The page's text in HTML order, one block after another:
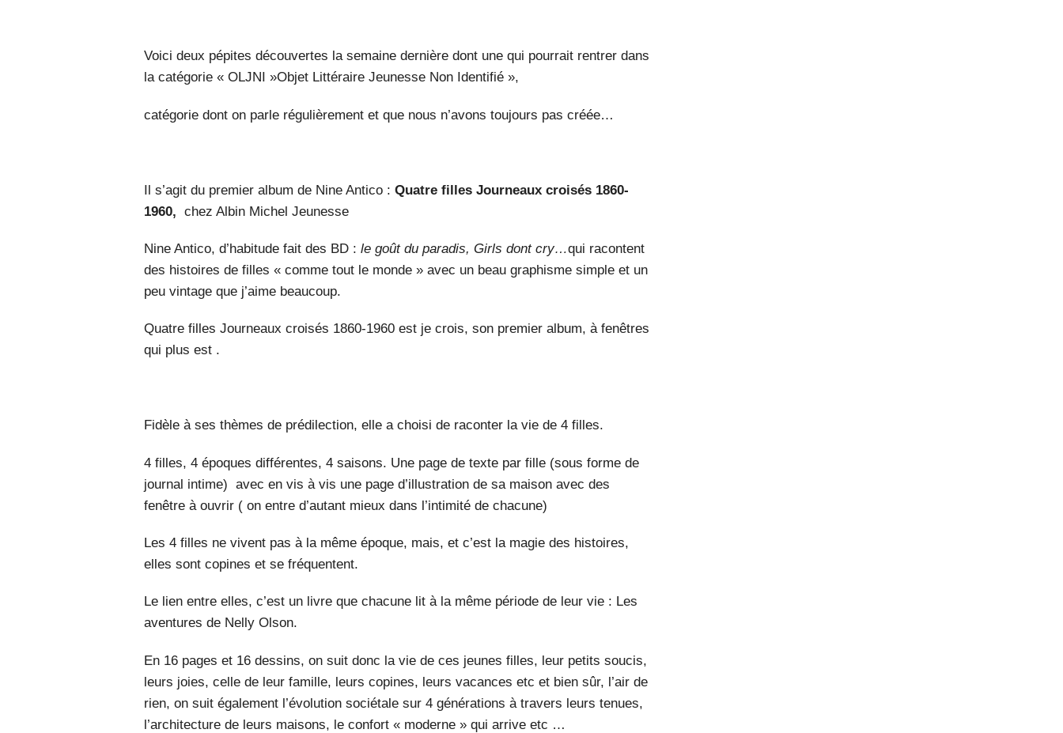
Voici deux pépites découvertes la semaine dernière dont une qui pourrait rentrer dans
la catégorie « OLJNI »Objet Littéraire Jeunesse Non Identifié »,
catégorie dont on parle régulièrement et que nous n’avons toujours pas créée…
Il s’agit du premier album de Nine Antico : Quatre filles Journeaux croisés 1860-
1960, chez Albin Michel Jeunesse
Nine Antico, d’habitude fait des BD : le goût du paradis, Girls dont cry…qui racontent
des histoires de filles « comme tout le monde » avec un beau graphisme simple et un
peu vintage que j’aime beaucoup.
Quatre filles Journeaux croisés 1860-1960 est je crois, son premier album, à fenêtres
qui plus est .
Fidèle à ses thèmes de prédilection, elle a choisi de raconter la vie de 4 filles.
4 filles, 4 époques différentes, 4 saisons. Une page de texte par fille (sous forme de
journal intime) avec en vis à vis une page d’illustration de sa maison avec des
fenêtre à ouvrir ( on entre d’autant mieux dans l’intimité de chacune)
Les 4 filles ne vivent pas à la même époque, mais, et c’est la magie des histoires,
elles sont copines et se fréquentent.
Le lien entre elles, c’est un livre que chacune lit à la même période de leur vie : Les
aventures de Nelly Olson.
En 16 pages et 16 dessins, on suit donc la vie de ces jeunes filles, leur petits soucis,
leurs joies, celle de leur famille, leurs copines, leurs vacances etc et bien sûr, l’air de
rien, on suit également l’évolution sociétale sur 4 générations à travers leurs tenues,
l’architecture de leurs maisons, le confort « moderne » qui arrive etc …